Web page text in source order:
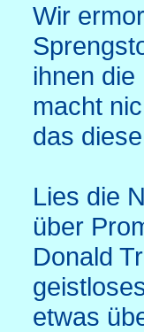
Wir
ihnen
macht
das
Lies die
über
Donald
etwas